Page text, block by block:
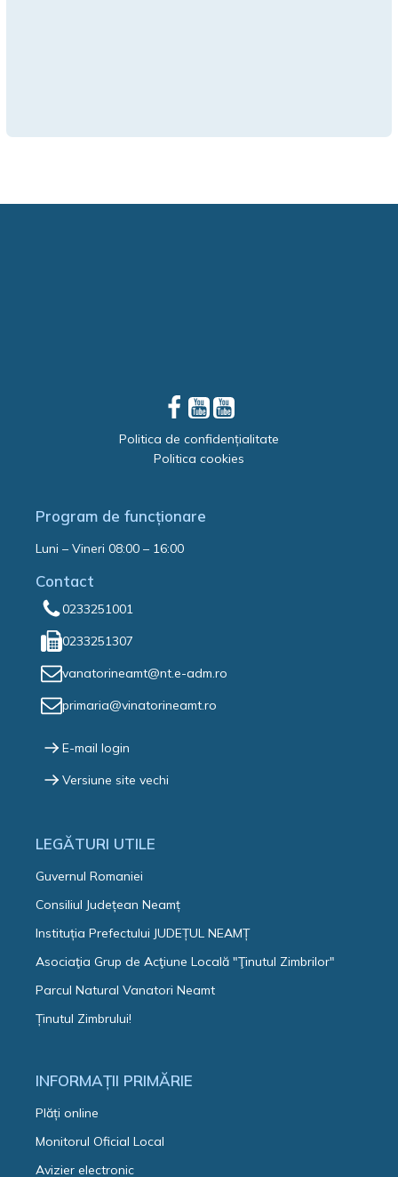
Politica de confidențialitate
Politica cookies
Program de funcționare
Luni – Vineri 08:00 – 16:00
Contact
0233251001
0233251307
vanatorineamt@nt.e-adm.ro
primaria@vinatorineamt.ro
E-mail login
Versiune site vechi
LEGĂTURI UTILE
Guvernul Romaniei
Consiliul Județean Neamț
Instituția Prefectului JUDEȚUL NEAMȚ
Asociaţia Grup de Acţiune Locală "Ţinutul Zimbrilor"
Parcul Natural Vanatori Neamt
Ținutul Zimbrului!
INFORMAȚII PRIMĂRIE
Plăți online
Monitorul Oficial Local
Avizier electronic